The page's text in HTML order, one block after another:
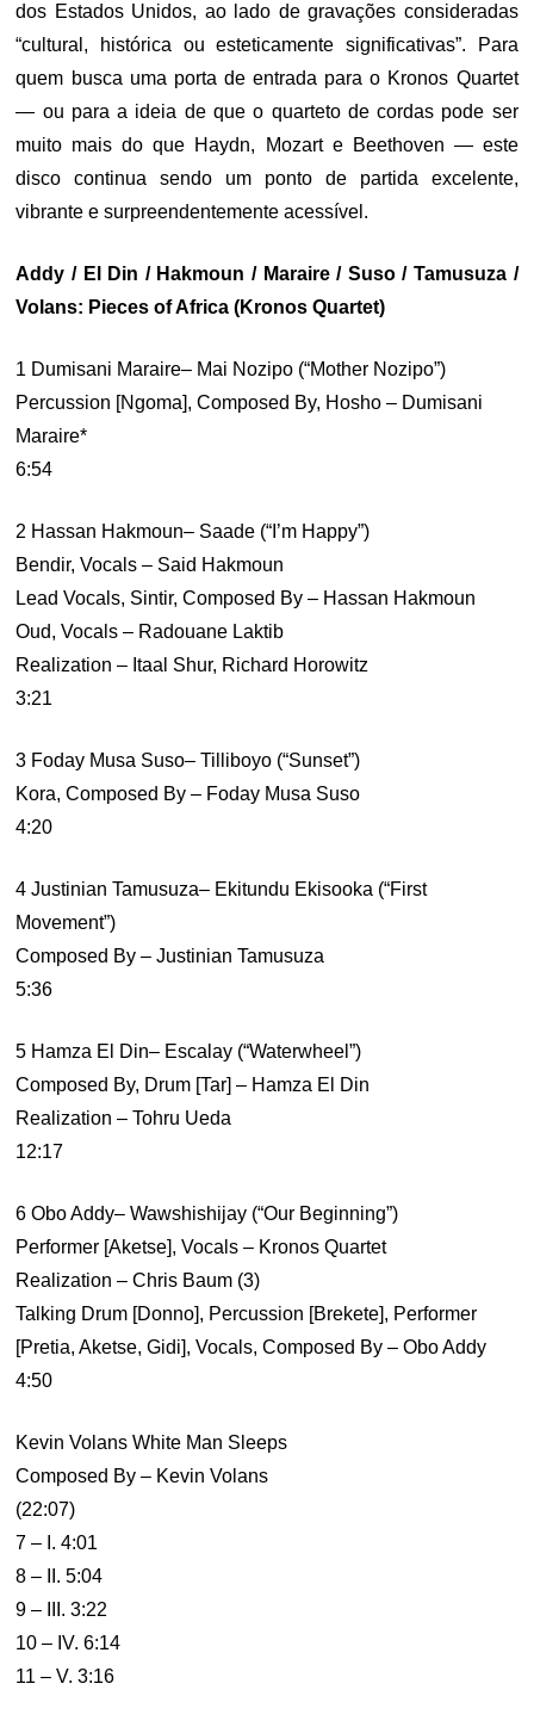
dos Estados Unidos, ao lado de gravações consideradas
“cultural, histórica ou esteticamente significativas”. Para
quem busca uma porta de entrada para o Kronos Quartet
— ou para a ideia de que o quarteto de cordas pode ser
muito mais do que Haydn, Mozart e Beethoven — este
disco continua sendo um ponto de partida excelente,
vibrante e surpreendentemente acessível.
Addy / El Din / Hakmoun / Maraire / Suso / Tamusuza /
Volans: Pieces of Africa (Kronos Quartet)
1 Dumisani Maraire– Mai Nozipo (“Mother Nozipo”)
Percussion [Ngoma], Composed By, Hosho – Dumisani
Maraire*
6:54
2 Hassan Hakmoun– Saade (“I’m Happy”)
Bendir, Vocals – Said Hakmoun
Lead Vocals, Sintir, Composed By – Hassan Hakmoun
Oud, Vocals – Radouane Laktib
Realization – Itaal Shur, Richard Horowitz
3:21
3 Foday Musa Suso– Tilliboyo (“Sunset”)
Kora, Composed By – Foday Musa Suso
4:20
4 Justinian Tamusuza– Ekitundu Ekisooka (“First
Movement”)
Composed By – Justinian Tamusuza
5:36
5 Hamza El Din– Escalay (“Waterwheel”)
Composed By, Drum [Tar] – Hamza El Din
Realization – Tohru Ueda
12:17
6 Obo Addy– Wawshishijay (“Our Beginning”)
Performer [Aketse], Vocals – Kronos Quartet
Realization – Chris Baum (3)
Talking Drum [Donno], Percussion [Brekete], Performer
[Pretia, Aketse, Gidi], Vocals, Composed By – Obo Addy
4:50
Kevin Volans White Man Sleeps
Composed By – Kevin Volans
(22:07)
7 – I. 4:01
8 – II. 5:04
9 – III. 3:22
10 – IV. 6:14
11 – V. 3:16